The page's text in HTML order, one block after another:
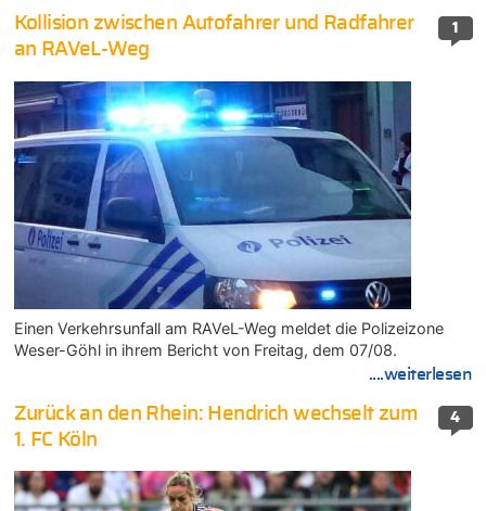
1
Kollision zwischen Autofahrer und Radfahrer
an RAVeL-Weg
Einen Verkehrsunfall am RAVeL-Weg meldet die Polizeizone
Weser-Göhl in ihrem Bericht von Freitag, dem 07/08.
....weiterlesen
4
Zurück an den Rhein: Hendrich wechselt zum
1. FC Köln